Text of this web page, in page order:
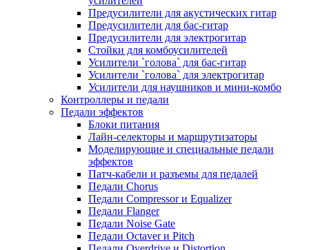
Предусилители для акустических гитар
Предусилители для бас-гитар
Предусилители для электрогитар
Стойки для комбоусилителей
Усилители `голова` для бас-гитар
Усилители `голова` для электрогитар
Усилители для наушников и мини-комбо
Контроллеры и педали
Педали эффектов
Блоки питания
Лайн-селекторы и маршрутизаторы
Моделирующие и специальные педали
эффектов
Патч-кабели и разъемы для педалей
Педали Chorus
Педали Compressor и Equalizer
Педали Flanger
Педали Noise Gate
Педали Octaver и Pitch